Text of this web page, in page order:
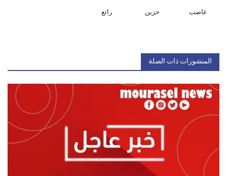
غاضب حزين رائع
المنشورات ذات الصلة